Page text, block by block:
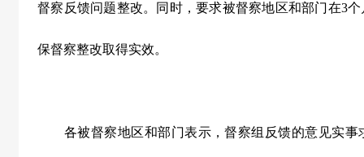
督察反馈问题整改。同时，要求被督察地区和部门在3个
保督察整改取得实效。
各被督察地区和部门表示，督察组反馈的意见实事